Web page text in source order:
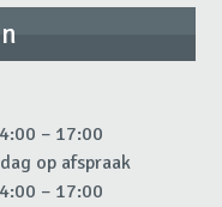
– 17:00
op afspraak
– 17:00